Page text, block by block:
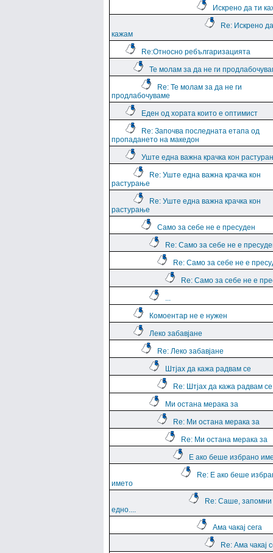
Искрено да ти
Re: Искрено
кажам
Re:Относно ребългаризацията
Те молам за да не ги
Re: Те молам за да не ги
продлабочуваме
Еден од хората които е оптимист
Re: Започва последната етапа од
пропадането на македон
Уште една важна крачка кон
Re: Уште една важна крачка кон
растурање
Re: Уште една важна крачка кон
растурање
Само за себе не е пресуден
Re: Само за себе не е
Re: Само за себе не е
Re: Само за себе не е
...
Комоентар не е нужен
Леко забавјане
Re: Леко забавјане
Штјах да кажа радвам се
Re: Штјах да кажа радвам се
Ми остана мерака за
Re: Ми остана мерака за
Re: Ми остана мерака за
Е ако беше избрано
Re: Е ако беше
името
Re: Саше, запомни
едно....
Ама чакај сега
Re: Ама чакај